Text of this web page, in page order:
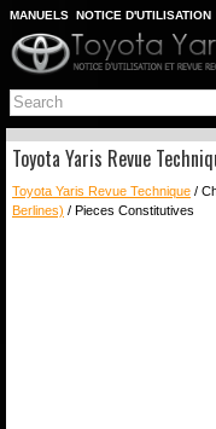
MANUELS NOTICE D'UTILISATION
PLAN DU SITE
CHERCHER
Toyota Yaris Revue
Toyota Yaris Revue Technique /
Berlines) / Pieces Constitutives